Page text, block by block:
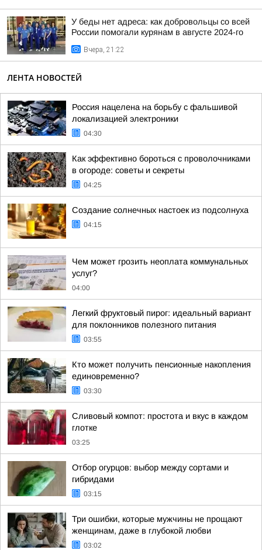
У беды нет адреса: как добровольцы со всей
России помогали курянам в августе 2024-го
Вчера, 21:22
ЛЕНТА НОВОСТЕЙ
Россия нацелена на борьбу с фальшивой
локализацией электроники
04:30
Как эффективно бороться с проволочниками
в огороде: советы и секреты
04:25
Создание солнечных настоек из подсолнуха
04:15
Чем может грозить неоплата коммунальных
услуг?
04:00
Легкий фруктовый пирог: идеальный вариант
для поклонников полезного питания
03:55
Кто может получить пенсионные накопления
единовременно?
03:30
Сливовый компот: простота и вкус в каждом
глотке
03:25
Отбор огурцов: выбор между сортами и
гибридами
03:15
Три ошибки, которые мужчины не прощают
женщинам, даже в глубокой любви
03:02